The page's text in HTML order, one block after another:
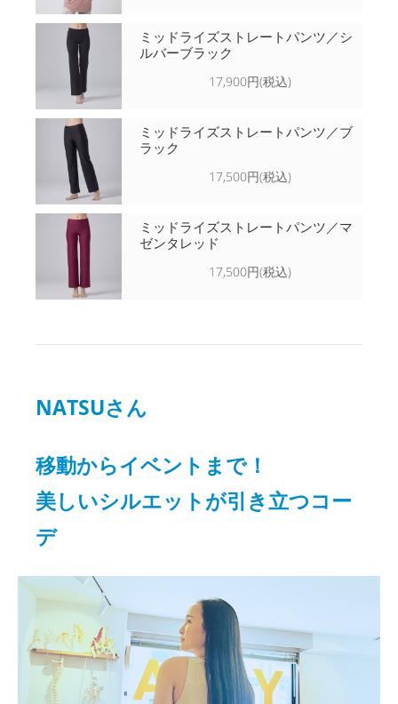
ミッドライズストレートパンツ／シ
ルバーブラック
17,900円(税込)
ミッドライズストレートパンツ／ブ
ラック
17,500円(税込)
ミッドライズストレートパンツ／マ
ゼンタレッド
17,500円(税込)
NATSUさん
移動からイベントまで！
美しいシルエットが引き立つコー
デ